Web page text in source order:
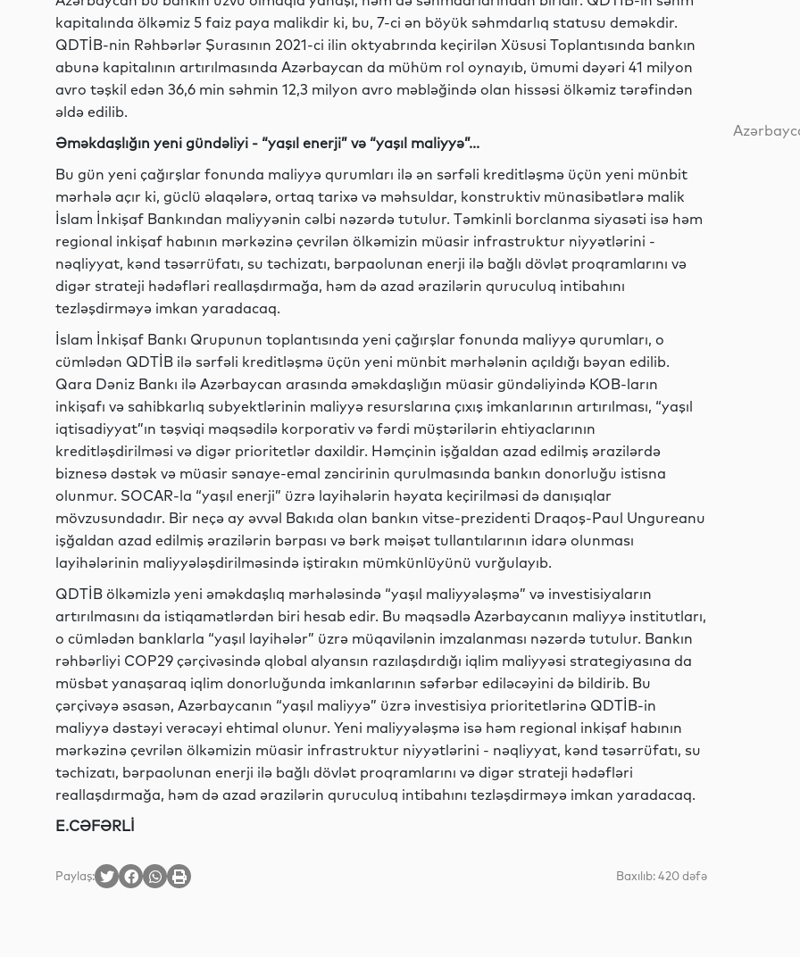
kapitalında ölkəmiz 5 faiz paya malikdir ki, bu, 7-ci ən böyük səhmdarlıq statusu deməkdir.
QDTİB-nin Rəhbərlər Şurasının 2021-ci ilin oktyabrında keçirilən Xüsusi Toplantısında bankın
abunə kapitalının artırılmasında Azərbaycan da mühüm rol oynayıb, ümumi dəyəri 41 milyon
avro təşkil edən 36,6 min səhmin 12,3 milyon avro məbləğində olan hissəsi ölkəmiz tərəfindən
əldə edilib.
Əməkdaşlığın yeni gündəliyi - “yaşıl enerji” və “yaşıl maliyyə”...
Bu gün yeni çağırşlar fonunda maliyyə qurumları ilə ən sərfəli kreditləşmə üçün yeni münbit
mərhələ açır ki, güclü əlaqələrə, ortaq tarixə və məhsuldar, konstruktiv münasibətlərə malik
İslam İnkişaf Bankından maliyyənin cəlbi nəzərdə tutulur. Təmkinli borclanma siyasəti isə həm
regional inkişaf habının mərkəzinə çevrilən ölkəmizin müasir infrastruktur niyyətlərini -
nəqliyyat, kənd təsərrüfatı, su təchizatı, bərpaolunan enerji ilə bağlı dövlət proqramlarını və
digər strateji hədəfləri reallaşdırmağa, həm də azad ərazilərin quruculuq intibahını
tezləşdirməyə imkan yaradacaq.
İslam İnkişaf Bankı Qrupunun toplantısında yeni çağırşlar fonunda maliyyə qurumları, o
cümlədən QDTİB ilə sərfəli kreditləşmə üçün yeni münbit mərhələnin açıldığı bəyan edilib.
Qara Dəniz Bankı ilə Azərbaycan arasında əməkdaşlığın müasir gündəliyində KOB-ların
inkişafı və sahibkarlıq subyektlərinin maliyyə resurslarına çıxış imkanlarının artırılması, “yaşıl
iqtisadiyyat”ın təşviqi məqsədilə korporativ və fərdi müştərilərin ehtiyaclarının
kreditləşdirilməsi və digər prioritetlər daxildir. Həmçinin işğaldan azad edilmiş ərazilərdə
biznesə dəstək və müasir sənaye-emal zəncirinin qurulmasında bankın donorluğu istisna
olunmur. SOCAR-la “yaşıl enerji” üzrə layihələrin həyata keçirilməsi də danışıqlar
mövzusundadır. Bir neçə ay əvvəl Bakıda olan bankın vitse-prezidenti Draqoş-Paul Ungureanu
işğaldan azad edilmiş ərazilərin bərpası və bərk məişət tullantılarının idarə olunması
layihələrinin maliyyələşdirilməsində iştirakın mümkünlüyünü vurğulayıb.
QDTİB ölkəmizlə yeni əməkdaşlıq mərhələsində “yaşıl maliyyələşmə” və investisiyaların
artırılmasını da istiqamətlərdən biri hesab edir. Bu məqsədlə Azərbaycanın maliyyə institutları,
o cümlədən banklarla “yaşıl layihələr” üzrə müqavilənin imzalanması nəzərdə tutulur. Bankın
rəhbərliyi COP29 çərçivəsində qlobal alyansın razılaşdırdığı iqlim maliyyəsi strategiyasına da
müsbət yanaşaraq iqlim donorluğunda imkanlarının səfərbər ediləcəyini də bildirib. Bu
çərçivəyə əsasən, Azərbaycanın “yaşıl maliyyə” üzrə investisiya prioritetlərinə QDTİB-in
maliyyə dəstəyi verəcəyi ehtimal olunur. Yeni maliyyələşmə isə həm regional inkişaf habının
mərkəzinə çevrilən ölkəmizin müasir infrastruktur niyyətlərini - nəqliyyat, kənd təsərrüfatı, su
təchizatı, bərpaolunan enerji ilə bağlı dövlət proqramlarını və digər strateji hədəfləri
reallaşdırmağa, həm də azad ərazilərin quruculuq intibahını tezləşdirməyə imkan yaradacaq.
E.CƏFƏRLİ
Paylaş: Baxılıb: 420 dəfə